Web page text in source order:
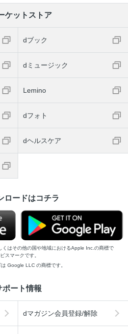
ケットストア
dブック
dミュージック
Lemino
dフォト
dヘルスケア
ロードはコチラ
はその他の国や地域におけるApple Inc.の商標で
スマークです。
Google LLC の商標です。
ポート情報
dマガジン会員登録/解除